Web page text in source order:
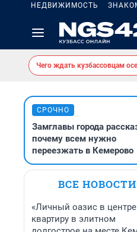
НЕДВИЖИМОСТЬ
Чего ждать кузбассовцам
СРОЧНО
Замглавы города
почему всем нужно
переезжать в Кемерово
ВСЕ НОВОСТИ
«Личный оазис в
квартиру в элитном